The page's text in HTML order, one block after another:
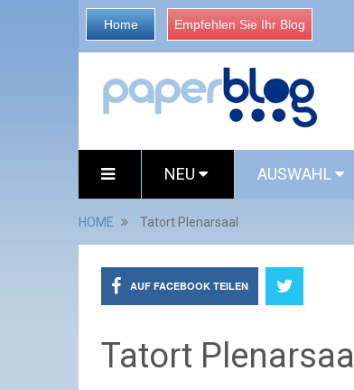
Home Empfehlen Sie Ihr Blog
NEU AUSWAHL
HOME Tatort Plenarsaal
AUF FACEBOOK TEILEN
Tatort Plenarsaal